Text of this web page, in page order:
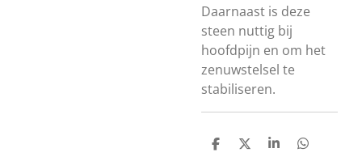
Daarnaast is deze
steen nuttig bij
hoofdpijn en om het
zenuwstelsel te
stabiliseren.
D
D
S
D